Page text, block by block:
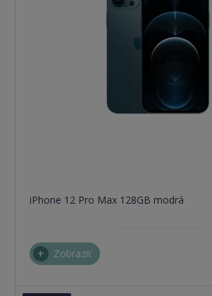
iPhone 12 Pro Max 128GB modrá
Zobraziť